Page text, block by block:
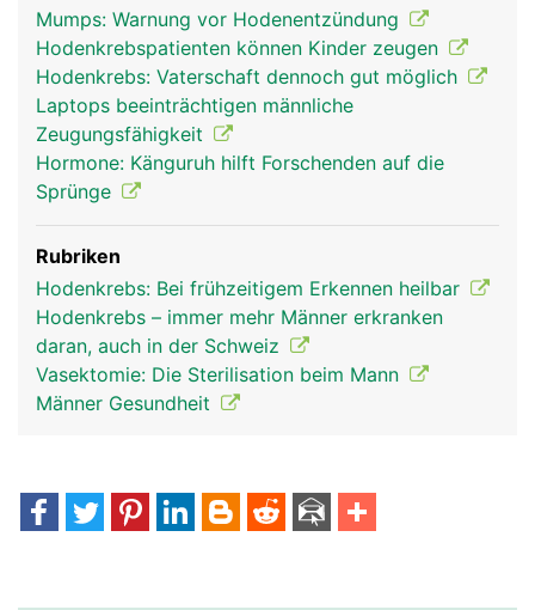
Mumps: Warnung vor Hodenentzündung
Hodenkrebspatienten können Kinder zeugen
Hodenkrebs: Vaterschaft dennoch gut möglich
Laptops beeinträchtigen männliche
Zeugungsfähigkeit
Hormone: Känguruh hilft Forschenden auf die
Sprünge
Rubriken
Hodenkrebs: Bei frühzeitigem Erkennen heilbar
Hodenkrebs – immer mehr Männer erkranken
daran, auch in der Schweiz
Vasektomie: Die Sterilisation beim Mann
Männer Gesundheit